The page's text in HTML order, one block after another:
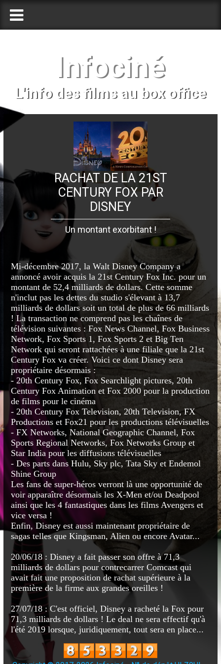
Infociné
L'info des films au box office
RACHAT DE LA 21ST
CENTURY FOX PAR
DISNEY
Un montant exorbitant !
Mi-décembre 2017, la Walt Disney Company a
annoncé avoir acquis la 21st Century Fox Inc. pour un
montant de 52,4 milliards de dollars. Cette somme
n'inclut pas les dettes du studio s'élevant à 13,7
milliards de dollars soit un total de plus de 66 milliards
! La transaction ne comprend pas les chaînes de
télévision suivantes : Fox News Channel, Fox Business
Network, Fox Sports 1, Fox Sports 2 et Big Ten
Network qui seront rattachées à une filiale que la 21st
Century Fox va créer. Voici ce dont Disney sera
propriétaire désormais :
- 20th Century Fox, Fox Searchlight pictures, 20th
Century Fox Animation et Fox 2000 pour la production
de films pour le cinéma
- 20th Century Fox Television, 20th Television, FX
Productions et Fox21 pour les productions télévisuelles
- FX Networks, National Geographic Channel, Fox
Sports Regional Networks, Fox Networks Group et
Star India pour les diffusions télévisuelles
- Des parts dans Hulu, Sky plc, Tata Sky et Endemol
Shine Group
Les fans de super-héros verront là une opportunité de
voir apparaître désormais les X-Men et/ou Deadpool
ainsi que les 4 fantastiques dans les films Avengers et
vice versa !
Enfin, Disney est aussi maintenant propriétaire de
sagas telles que Kingsman, Alien ou encore Avatar...
20/06/18 : Disney a fait passer son offre à 71,3
milliards de dollars pour contrecarrer Comcast qui
avait fait une proposition de rachat supérieure à la
première de la firme aux grandes oreilles !
27/07/18 : C'est officiel, Disney a racheté la Fox pour
71,3 milliards de dollars ! Le deal ne sera effectif qu'à
l'été 2019 lorsque, juridiquement, tout sera en place...